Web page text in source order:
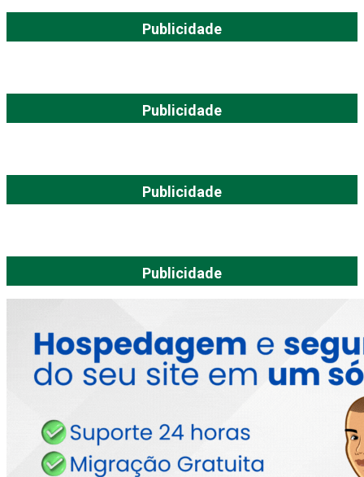
Publicidade
Publicidade
Publicidade
Publicidade